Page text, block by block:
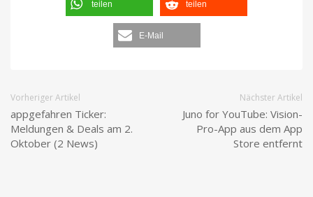
teilen teilen
E-Mail
Vorheriger Artikel
appgefahren Ticker:
Meldungen & Deals am 2.
Oktober (2 News)
Nächster Artikel
Juno for YouTube: Vision-
Pro-App aus dem App
Store entfernt